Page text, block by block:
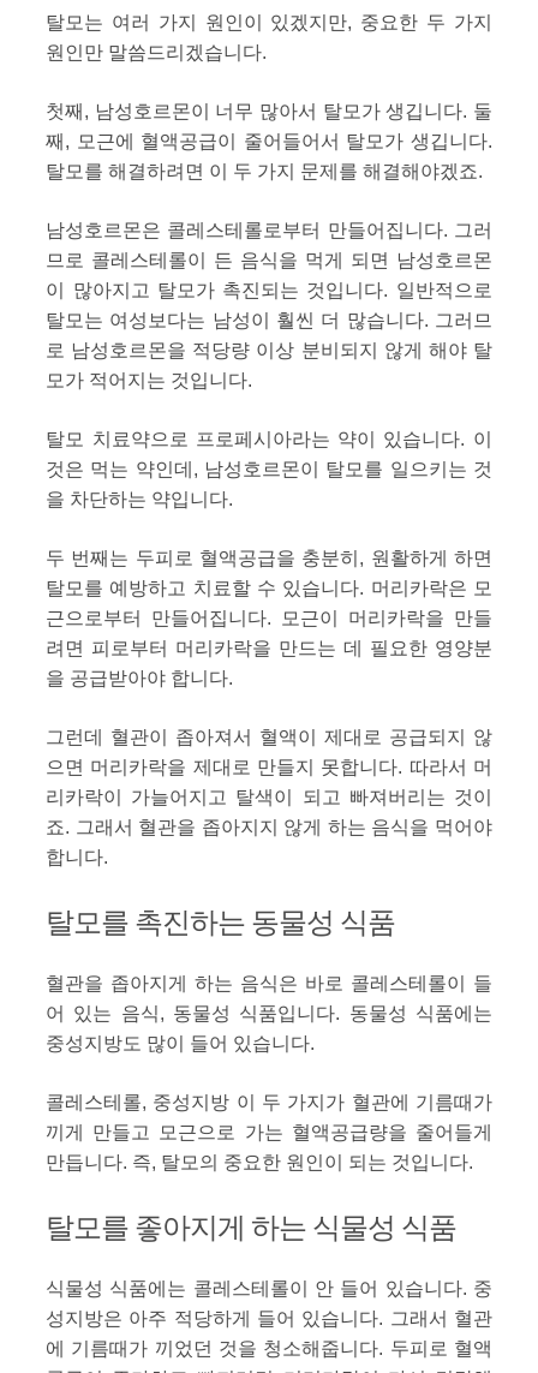
탈모는 여러 가지 원인이 있겠지만, 중요한 두 가지
원인만 말씀드리겠습니다.
첫째, 남성호르몬이 너무 많아서 탈모가 생깁니다. 둘
째, 모근에 혈액공급이 줄어들어서 탈모가 생깁니다.
탈모를 해결하려면 이 두 가지 문제를 해결해야겠죠.
남성호르몬은 콜레스테롤로부터 만들어집니다. 그러
므로 콜레스테롤이 든 음식을 먹게 되면 남성호르몬
이 많아지고 탈모가 촉진되는 것입니다. 일반적으로
탈모는 여성보다는 남성이 훨씬 더 많습니다. 그러므
로 남성호르몬을 적당량 이상 분비되지 않게 해야 탈
모가 적어지는 것입니다.
탈모 치료약으로 프로페시아라는 약이 있습니다. 이
것은 먹는 약인데, 남성호르몬이 탈모를 일으키는 것
을 차단하는 약입니다.
두 번째는 두피로 혈액공급을 충분히, 원활하게 하면
탈모를 예방하고 치료할 수 있습니다. 머리카락은 모
근으로부터 만들어집니다. 모근이 머리카락을 만들
려면 피로부터 머리카락을 만드는 데 필요한 영양분
을 공급받아야 합니다.
그런데 혈관이 좁아져서 혈액이 제대로 공급되지 않
으면 머리카락을 제대로 만들지 못합니다. 따라서 머
리카락이 가늘어지고 탈색이 되고 빠져버리는 것이
죠. 그래서 혈관을 좁아지지 않게 하는 음식을 먹어야
합니다.
탈모를 촉진하는 동물성 식품
혈관을 좁아지게 하는 음식은 바로 콜레스테롤이 들
어 있는 음식, 동물성 식품입니다. 동물성 식품에는
중성지방도 많이 들어 있습니다.
콜레스테롤, 중성지방 이 두 가지가 혈관에 기름때가
끼게 만들고 모근으로 가는 혈액공급량을 줄어들게
만듭니다. 즉, 탈모의 중요한 원인이 되는 것입니다.
탈모를 좋아지게 하는 식물성 식품
식물성 식품에는 콜레스테롤이 안 들어 있습니다. 중
성지방은 아주 적당하게 들어 있습니다. 그래서 혈관
에 기름때가 끼었던 것을 청소해줍니다. 두피로 혈액